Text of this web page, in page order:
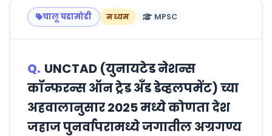
चालू घडामोडी मध्यम MPSC
Q. UNCTAD (युनायटेड नेशन्स
कॉन्फरन्स ऑन ट्रेड अँड डेव्हलपमेंट) च्या
अहवालानुसार 2025 मध्ये कोणता देश
जहाज पुनर्वापरामध्ये जगातील अग्रगण्य